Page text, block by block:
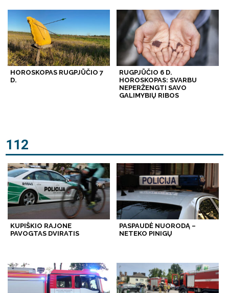
HOROSKOPAS RUGPJŪČIO 7
D.
RUGPJŪČIO 6 D.
HOROSKOPAS: SVARBU
NEPERŽENGTI SAVO
GALIMYBIŲ RIBOS
112
KUPIŠKIO RAJONE
PAVOGTAS DVIRATIS
PASPAUDĖ NUORODĄ –
NETEKO PINIGŲ